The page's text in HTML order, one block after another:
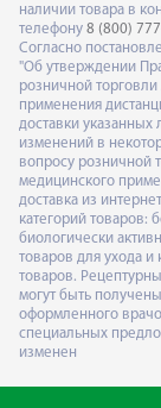
наличии товара в
телефону 8 (800)
Согласно
"Об утверждении
розничной
применения
доставки
изменений в
вопросу розничной
медицинского
доставка из
категорий товаров:
биологически
товаров для ухода
товаров.
могут быть
оформленного
специальных
изменен